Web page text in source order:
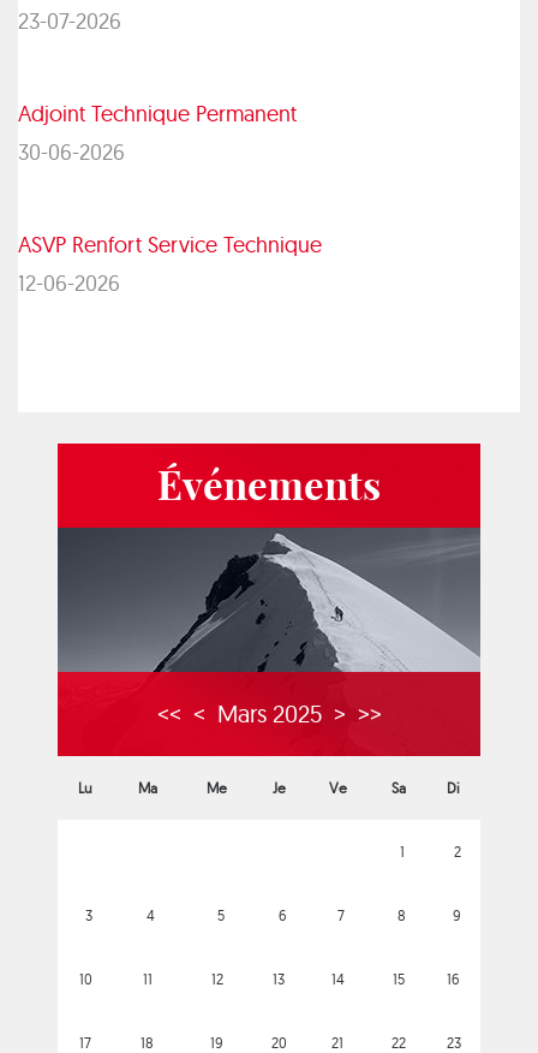
23-07-2026
Adjoint Technique Permanent
30-06-2026
ASVP Renfort Service Technique
12-06-2026
Événements
<< < Mars 2025 > >>
Lu Ma Me Je Ve Sa Di
1 2
3 4 5 6 7 8 9
10 11 12 13 14 15 16
17 18 19 20 21 22 23